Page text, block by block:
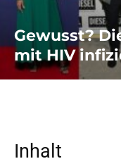
Gewusst?
mit HIV
Inhalt